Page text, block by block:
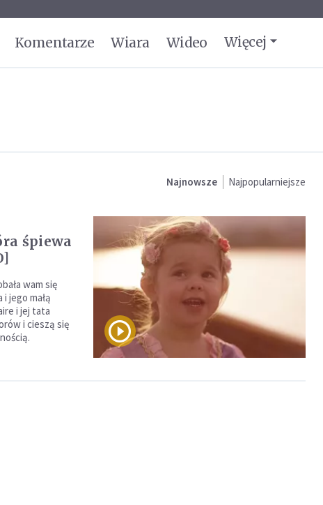
Komentarze Wiara Wideo Więcej
Najnowsze Najpopularniejsze
śpiewa
wam się
jego małą
i jej tata
i cieszą się